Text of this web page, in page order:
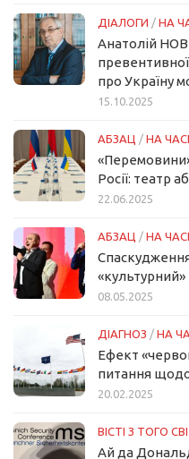
ДІАЛОГИ / НА
Анатолій
про Україну
15.10.2025
АБЗАЦ / НА ЧАСІ
Росії: театр
22.06.2025
АБЗАЦ / НА ЧАСІ
08.05.2025
ДІАГНОЗ / НА
Ефект
питання
20.02.2025
ВІСТІ З ТОГО
Ай да